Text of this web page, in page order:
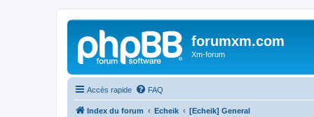
forumxm.com
Xm-forum
Accès rapide FAQ
Index du forum Echeik [Echeik] General